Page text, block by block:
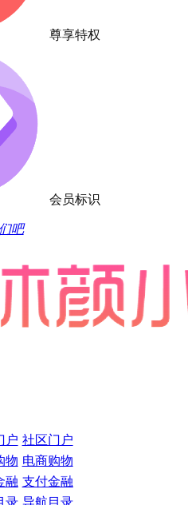
尊享特权
会员标识
吧
社区门户
电商购物
支付金融
导航目录